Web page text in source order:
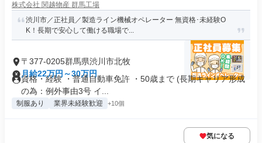
株式会社 関越物産 群馬工場
渋川市／正社員／製造ライン機械オペレーター 無資格･未経験O
K！長期で安心して働ける職場で...
〒377-0205群馬県渋川市北牧
月給22万円～30万円
資格・経験 ・普通自動車免許 ・50歳まで (長期キャリア形成
の為：例外事由3号 イ...
制服あり 業界未経験歓迎 +10個
気になる